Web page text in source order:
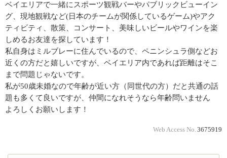
ベイエリアで一緒にスポーツ観戦バーやパブリックビューイン
グ、現地観戦など(日本のチームが関係しているゲーム)やアク
ティビティ、散策、コンサート、美味しいビールやワインを楽
しめるお友達を探しています！
私自身はミルブレーに住んでいるので、ペニンシュラ側などお
近くの方だと嬉しいですが、ベイエリア内であれば距離はそこ
まで問題じゃないです。
私が50歳未婚なので年齢が近い方（同世代の方）だと共通の話
題も多くて良いですが、仲間になれそうなら年齢問いません
よろしくお願いします！
Web Access No. 3675919